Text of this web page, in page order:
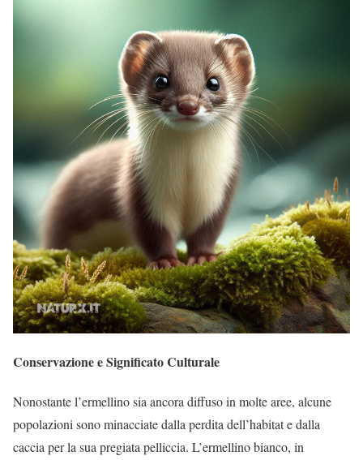
Conservazione e Significato Culturale
Nonostante l’ermellino sia ancora diffuso in molte aree, alcune
popolazioni sono minacciate dalla perdita dell’habitat e dalla
caccia per la sua pregiata pelliccia. L’ermellino bianco, in